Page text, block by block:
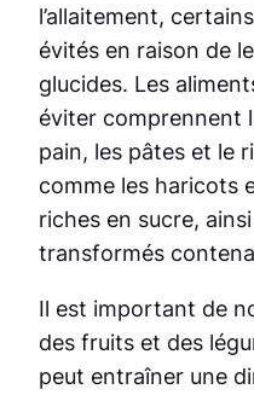
l’allaitement,
évités en raison de
glucides. Les
éviter comprennent
pain, les pâtes et le
comme les haricots
riches en sucre,
transformés
Il est important de
des fruits et des
peut entraîner une